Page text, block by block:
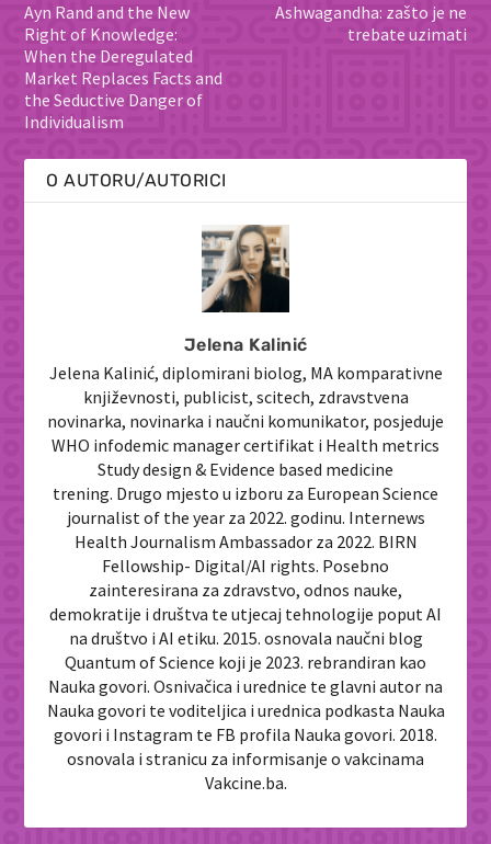
Ayn Rand and the New
Right of Knowledge:
When the Deregulated
Market Replaces Facts and
the Seductive Danger of
Individualism
Ashwagandha: zašto je ne
trebate uzimati
O AUTORU/AUTORICI
Jelena Kalinić
Jelena Kalinić, diplomirani biolog, MA komparativne
književnosti, publicist, scitech, zdravstvena
novinarka, novinarka i naučni komunikator, posjeduje
WHO infodemic manager certifikat i Health metrics
Study design & Evidence based medicine
trening. Drugo mjesto u izboru za European Science
journalist of the year za 2022. godinu. Internews
Health Journalism Ambassador za 2022. BIRN
Fellowship- Digital/AI rights. Posebno
zainteresirana za zdravstvo, odnos nauke,
demokratije i društva te utjecaj tehnologije poput AI
na društvo i AI etiku. 2015. osnovala naučni blog
Quantum of Science koji je 2023. rebrandiran kao
Nauka govori. Osnivačica i urednice te glavni autor na
Nauka govori te voditeljica i urednica podkasta Nauka
govori i Instagram te FB profila Nauka govori. 2018.
osnovala i stranicu za informisanje o vakcinama
Vakcine.ba.